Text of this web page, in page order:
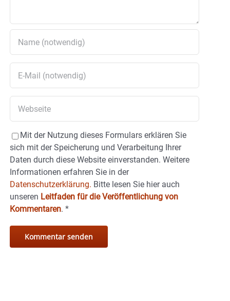
Mit der Nutzung dieses Formulars erklären Sie
sich mit der Speicherung und Verarbeitung Ihrer
Daten durch diese Website einverstanden. Weitere
Informationen erfahren Sie in der
Datenschutzerklärung. Bitte lesen Sie hier auch
unseren Leitfaden für die Veröffentlichung von
Kommentaren. *